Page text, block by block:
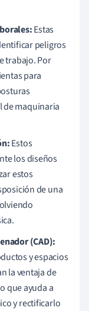
Estas
peligros
trabajo. Por
para
de maquinaria
Estos
los diseños
estos
de una
(CAD):
y espacios
la ventaja de
que ayuda a
y rectificarlo